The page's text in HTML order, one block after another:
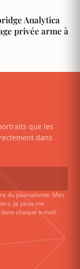
Analytica
privée arme à
que les
dans
du journalisme. Mes
Je peux me
chaque e-mail.